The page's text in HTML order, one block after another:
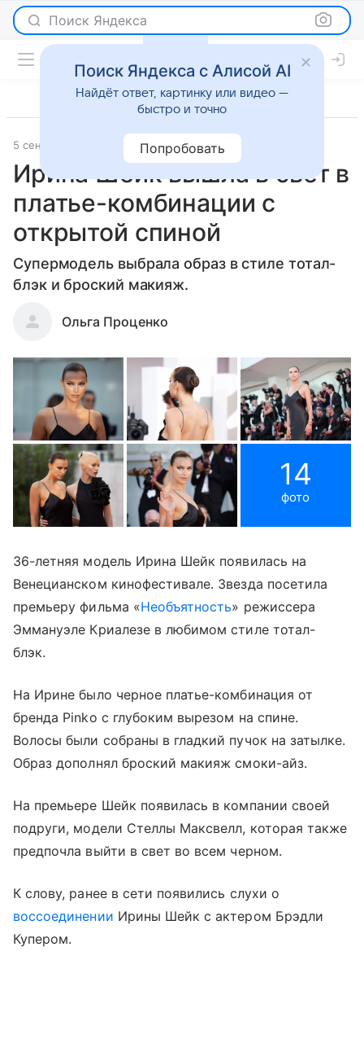
Поиск Яндекса
5 сентября 2022 Светская жизнь
Ирина Шейк вышла в свет в
платье-комбинации с
открытой спиной
Супермодель выбрала образ в стиле тотал-
блэк и броский макияж.
Ольга Проценко
14
фото
36-летняя модель Ирина Шейк появилась на
Венецианском кинофестивале. Звезда посетила
премьеру фильма «Необъятность» режиссера
Эммануэле Криалезе в любимом стиле тотал-
блэк.
На Ирине было черное платье-комбинация от
бренда Pinko с глубоким вырезом на спине.
Волосы были собраны в гладкий пучок на затылке.
Образ дополнял броский макияж смоки-айз.
На премьере Шейк появилась в компании своей
подруги, модели Стеллы Максвелл, которая также
предпочла выйти в свет во всем черном.
К слову, ранее в сети появились слухи о
воссоединении Ирины Шейк с актером Брэдли
Купером.
Поиск Яндекса с Алисой AI
Найдёт ответ, картинку или видео —
быстро и точно
Попробовать